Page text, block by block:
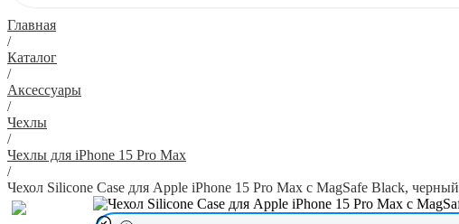
Главная
/
Каталог
/
Аксессуары
/
Чехлы
/
Чехлы для iPhone 15 Pro Max
/
Чехол Silicone Case для Apple iPhone 15 Pro Max с MagSafe Black, черный